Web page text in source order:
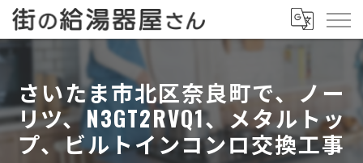
さいたま市北区奈良町で、ノー
リツ、N3GT2RVQ1、メタルトッ
プ、ビルトインコンロ交換工事